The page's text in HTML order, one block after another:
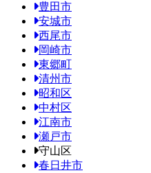
豊田市
安城市
西尾市
岡崎市
東郷町
清州市
昭和区
中村区
江南市
瀬戸市
守山区
春日井市